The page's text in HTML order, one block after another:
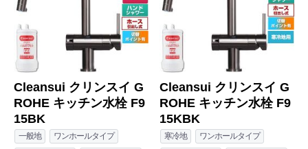
Cleansui クリンスイ G
ROHE キッチン水栓 F9
15BK
一般地
ワンホールタイプ
Cleansui クリンスイ G
ROHE キッチン水栓 F9
15KBK
寒冷地
ワンホールタイプ